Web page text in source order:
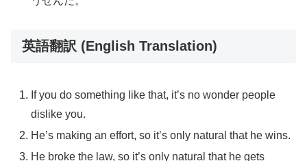
英語翻訳 (English Translation)
If you do something like that, it’s no wonder people
dislike you.
He’s making an effort, so it’s only natural that he wins.
He broke the law, so it’s only natural that he gets